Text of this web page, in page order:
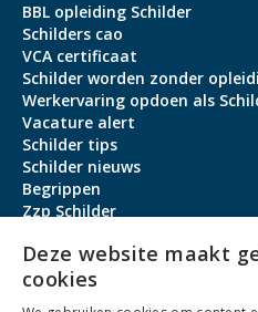
BBL opleiding Schilder
Schilders cao
VCA certificaat
Schilder worden zonder
Werkervaring opdoen als
Vacature alert
Schilder tips
Schilder nieuws
Begrippen
Zzp Schilder
Contact
Deze website maakt
cookies